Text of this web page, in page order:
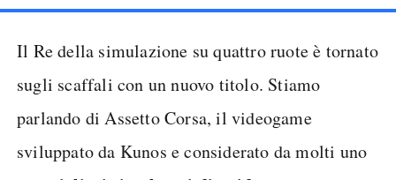
Il Re della simulazione su quattro ruote è tornato
sugli scaffali con un nuovo titolo. Stiamo
parlando di Assetto Corsa, il videogame
sviluppato da Kunos e considerato da molti uno